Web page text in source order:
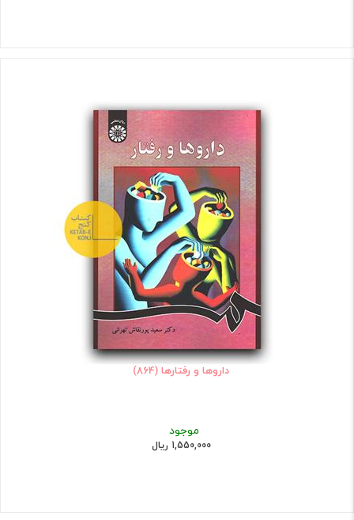
داروها و رفتارها (864)
موجود
1,550,000 ریال